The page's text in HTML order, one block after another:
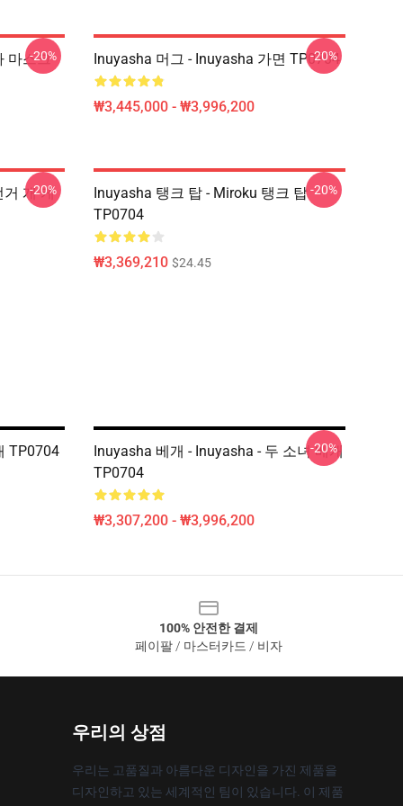
마스크
-20% Inuyasha 머그 - Inuyasha 가면 TP0704
₩3,445,000 - ₩3,996,200
-20%
거 개 케
-20%
Inuyasha 탱크 탑 - Miroku 탱크 탑
TP0704
₩3,369,210 $24.45
-20%
TP0704
Inuyasha 베개 - Inuyasha - 두 소녀 베개
TP0704
₩3,307,200 - ₩3,996,200
-20%
100% 안전한 결제
페이팔 / 마스터카드 / 비자
우리의 상점
우리는 고품질과 아름다운 디자인을 가진 제품을
디자인하고 있는 세계적인 팀이 있습니다. 이 제품